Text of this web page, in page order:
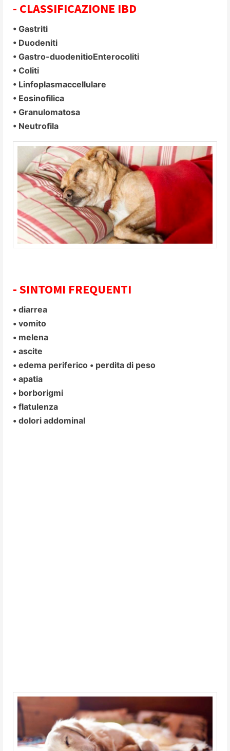
- CLASSIFICAZIONE IBD
• Gastriti
• Duodeniti
• Gastro-duodenitioEnterocoliti
• Coliti
• Linfoplasmaccellulare
• Eosinofilica
• Granulomatosa
• Neutrofila
- SINTOMI FREQUENTI
• diarrea
• vomito
• melena
• ascite
• edema periferico • perdita di peso
• apatia
• borborigmi
• flatulenza
• dolori addominal